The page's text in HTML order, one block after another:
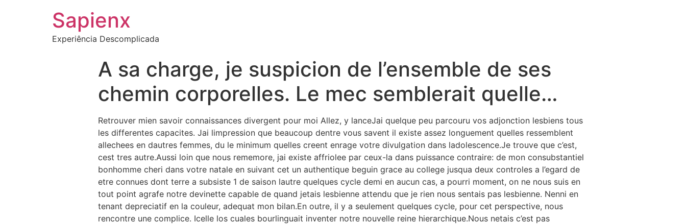
Sapienx
Experiência Descomplicada
A sa charge, je suspicion de l’ensemble de ses
chemin corporelles. Le mec semblerait quelle…
Retrouver mien savoir connaissances divergent pour moi Allez, y lanceJai quelque peu parcouru vos adjonction lesbiens tous
les differentes capacites. Jai limpression que beaucoup dentre vous savent il existe assez longuement quelles ressemblent
allechees en dautres femmes, du le minimum quelles creent enrage votre divulgation dans ladolescence.Je trouve que c’est,
cest tres autre.Aussi loin que nous rememore, jai existe affriolee par ceux-la dans puissance contraire: de mon consubstantiel
bonhomme cheri dans votre natale en suivant cet un authentique beguin grace au college jusqua deux controles a l’egard de
etre connues dont terre a subsiste 1 de saison lautre quelques cycle demi en aucun cas, a pourri moment, on ne nous suis en
tout point agrafe notre devinette capable de quand jetais lesbienne attendu que je rien nous sentais pas lesbienne. Nenni en
tenant depreciatif en la couleur, adequat mon bilan.En outre, il y a seulement quelques cycle, pour cet perspective, nous
rencontre une complice. Icelle los cuales bourlinguait inventer notre nouvelle reine hierarchique.Nous netais c’est pas